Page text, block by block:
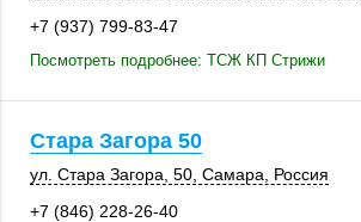
+7 (937) 799-83-47
Посмотреть подробнее: ТСЖ КП Стрижи
Стара Загора 50
ул. Стара Загора, 50, Самара
Россия
+7 (846) 228-26-40